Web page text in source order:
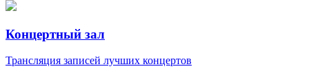
Концертный зал
Трансляция записей лучших концертов